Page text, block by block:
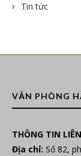
Tin tức
VĂN PHÒNG
THÔNG TIN
Địa chỉ: Số 82,